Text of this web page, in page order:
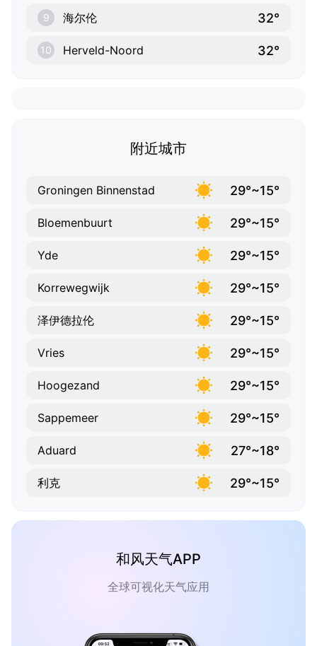
9 海尔伦 32°
10 Herveld-Noord 32°
附近城市
Groningen Binnenstad 29°~15°
Bloemenbuurt 29°~15°
Yde 29°~15°
Korrewegwijk 29°~15°
泽伊德拉伦 29°~15°
Vries 29°~15°
Hoogezand 29°~15°
Sappemeer 29°~15°
Aduard 27°~18°
利克 29°~15°
和风天气APP
全球可视化天气应用